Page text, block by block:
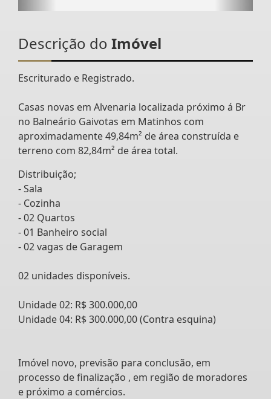
Descrição do Imóvel
Escriturado e Registrado.
Casas novas em Alvenaria localizada próximo á Br
no Balneário Gaivotas em Matinhos com
aproximadamente 49,84m² de área construída e
terreno com 82,84m² de área total.
Distribuição;
- Sala
- Cozinha
- 02 Quartos
- 01 Banheiro social
- 02 vagas de Garagem
02 unidades disponíveis.
Unidade 02: R$ 300.000,00
Unidade 04: R$ 300.000,00 (Contra esquina)
Imóvel novo, previsão para conclusão, em
processo de finalização , em região de moradores
e próximo a comércios.